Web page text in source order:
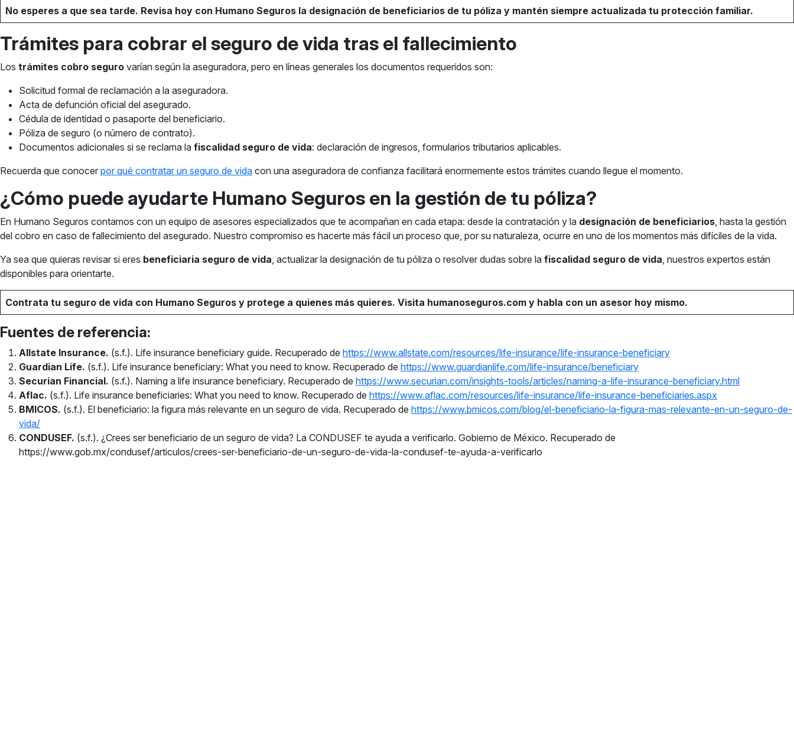
No esperes a que sea tarde. Revisa hoy con Humano Seguros la designación de beneficiarios de tu póliza y mantén siempre actualizada tu protección familiar.
Trámites para cobrar el seguro de vida tras el fallecimiento
Los trámites cobro seguro varían según la aseguradora, pero en líneas generales los documentos requeridos son:
Solicitud formal de reclamación a la aseguradora.
Acta de defunción oficial del asegurado.
Cédula de identidad o pasaporte del beneficiario.
Póliza de seguro (o número de contrato).
Documentos adicionales si se reclama la fiscalidad seguro de vida: declaración de ingresos, formularios tributarios aplicables.
Recuerda que conocer por qué contratar un seguro de vida con una aseguradora de confianza facilitará enormemente estos trámites cuando llegue el momento.
¿Cómo puede ayudarte Humano Seguros en la gestión de tu póliza?
En Humano Seguros contamos con un equipo de asesores especializados que te acompañan en cada etapa: desde la contratación y la designación de beneficiarios , hasta la gestión
del cobro en caso de fallecimiento del asegurado. Nuestro compromiso es hacerte más fácil un proceso que, por su naturaleza, ocurre en uno de los momentos más difíciles de la vida.
Ya sea que quieras revisar si eres beneficiaria seguro de vida , actualizar la designación de tu póliza o resolver dudas sobre la fiscalidad seguro de vida , nuestros expertos están
disponibles para orientarte.
Contrata tu seguro de vida con Humano Seguros y protege a quienes más quieres. Visita humanoseguros.com y habla con un asesor hoy mismo.
Fuentes de referencia:
Allstate Insurance. (s.f.). Life insurance beneficiary guide. Recuperado de https://www.allstate.com/resources/life-insurance/life-insurance-beneficiary
Guardian Life. (s.f.). Life insurance beneficiary: What you need to know. Recuperado de https://www.guardianlife.com/life-insurance/beneficiary
Securian Financial. (s.f.). Naming a life insurance beneficiary. Recuperado de https://www.securian.com/insights-tools/articles/naming-a-life-insurance-beneficiary.html
Aflac. (s.f.). Life insurance beneficiaries: What you need to know. Recuperado de https://www.aflac.com/resources/life-insurance/life-insurance-beneficiaries.aspx
BMICOS. (s.f.). El beneficiario: la figura más relevante en un seguro de vida. Recuperado de https://www.bmicos.com/blog/el-beneficiario-la-figura-mas-relevante-en-un-seguro-de-
vida/
CONDUSEF. (s.f.). ¿Crees ser beneficiario de un seguro de vida? La CONDUSEF te ayuda a verificarlo. Gobierno de México. Recuperado de
https://www.gob.mx/condusef/articulos/crees-ser-beneficiario-de-un-seguro-de-vida-la-condusef-te-ayuda-a-verificarlo